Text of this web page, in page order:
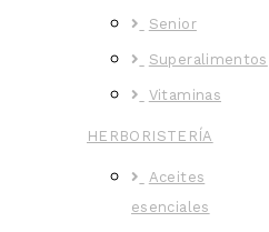
Senior
Superalimentos
Vitaminas
HERBORISTERÍA
Aceites
esenciales